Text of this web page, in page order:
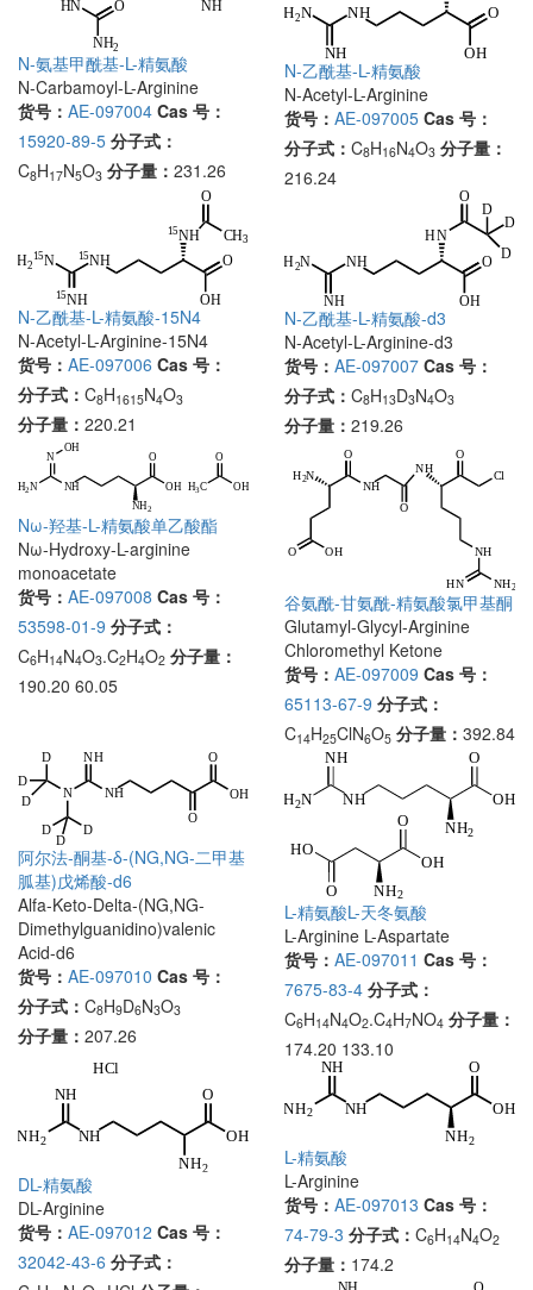
N-氨基甲酰基-L-精氨酸
N-Carbamoyl-L-Arginine
货号： AE-097004 Cas 号：
15920-89-5 分子式：
C8H17N5O3 分子量： 231.26
N-乙酰基-L-精氨酸
N-Acetyl-L-Arginine
货号： AE-097005 Cas 号：
分子式： C8H16N4O3 分子量：
216.24
N-乙酰基-L-精氨酸-15N4
N-Acetyl-L-Arginine-15N4
货号： AE-097006 Cas 号：
分子式： C8H1615N4O3
分子量： 220.21
N-乙酰基-L-精氨酸-d3
N-Acetyl-L-Arginine-d3
货号： AE-097007 Cas 号：
分子式： C8H13D3N4O3
分子量： 219.26
Nω-羟基-L-精氨酸单乙酸酯
Nω-Hydroxy-L-arginine
monoacetate
货号： AE-097008 Cas 号：
53598-01-9 分子式：
C6H14N4O3.C2H4O2 分子量：
190.20 60.05
谷氨酰-甘氨酰-精氨酸氯甲基酮
Glutamyl-Glycyl-Arginine
Chloromethyl Ketone
货号： AE-097009 Cas 号：
65113-67-9 分子式：
C14H25ClN6O5 分子量： 392.84
阿尔法-酮基-δ-(NG,NG-二甲基
胍基)戊烯酸-d6
Alfa-Keto-Delta-(NG,NG-
Dimethylguanidino)valenic
Acid-d6
货号： AE-097010 Cas 号：
分子式： C8H9D6N3O3
分子量： 207.26
L-精氨酸L-天冬氨酸
L-Arginine L-Aspartate
货号： AE-097011 Cas 号：
7675-83-4 分子式：
C6H14N4O2.C4H7NO4 分子量：
174.20 133.10
DL-精氨酸
DL-Arginine
货号： AE-097012 Cas 号：
32042-43-6 分子式：
L-精氨酸
L-Arginine
货号： AE-097013 Cas 号：
74-79-3 分子式： C6H14N4O2
分子量： 174.2